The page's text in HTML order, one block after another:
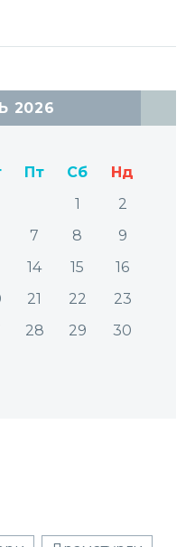
2026
Пт Сб
Нд
1
2
7 8
9
14 15
16
21 22
23
28 29
30